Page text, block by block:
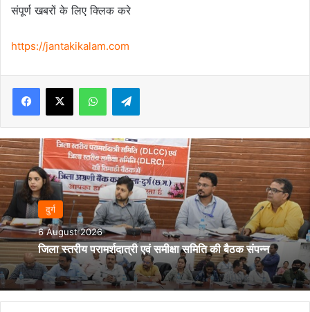
संपूर्ण खबरों के लिए क्लिक करे
https://jantakikalam.com
Facebook
X WhatsAppTelegram
दुर्ग
6 August 2026
जिला स्तरीय परामर्शदात्री एवं समीक्षा समिति की बैठक संपन्न